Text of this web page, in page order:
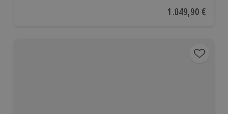
Aktueller Preis
1.049,90 €